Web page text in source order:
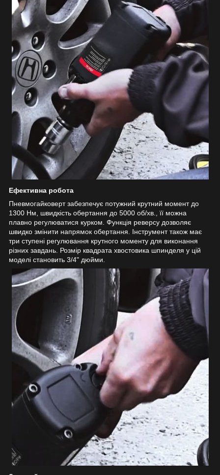
Ефективна робота
Пневмогайковерт забезпечує потужний крутний момент до
1300 Нм, швидкість обертання до 5000 об/хв., її можна
плавно регулюватися курком. Функція реверсу дозволяє
швидко змінити напрямок обертання. Інструмент також має
три ступені регулювання крутного моменту для виконання
різних завдань. Розмір квадрата хвостовика шпинделя у цій
моделі становить 3/4" дюйми.